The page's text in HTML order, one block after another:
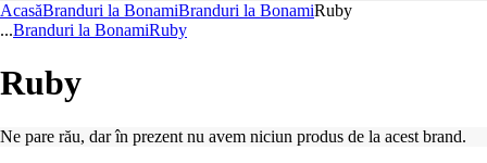
AcasăBranduri la BonamiBranduri la BonamiRuby
...Branduri la BonamiRuby
Ruby
Ne pare rău, dar în prezent nu avem niciun produs de la acest brand.